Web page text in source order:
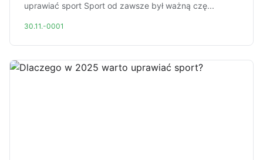
uprawiać sport Sport od zawsze był ważną czę...
30.11.-0001